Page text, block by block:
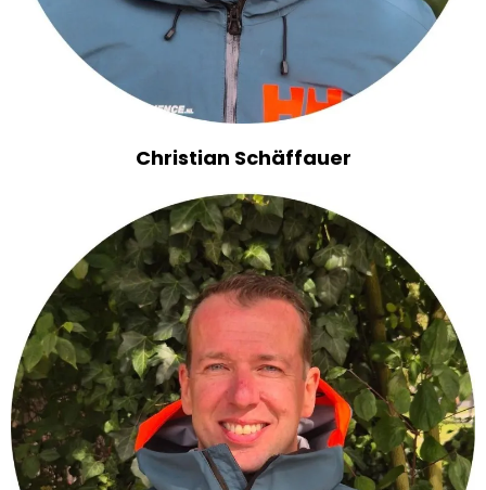
Christian Schäffauer